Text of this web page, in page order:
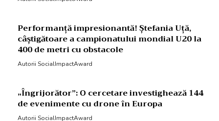
Performanță impresionantă! Ștefania Uță,
câștigătoare a campionatului mondial U20 la
400 de metri cu obstacole
Autorii SocialImpactAward
„Îngrijorător”: O cercetare investighează 144
de evenimente cu drone în Europa
Autorii SocialImpactAward